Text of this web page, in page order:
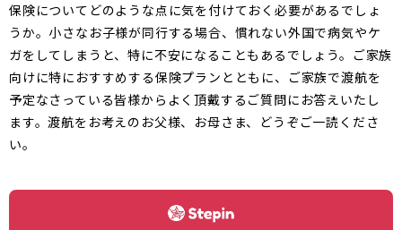
保険についてどのような点に気を付けておく必要があるでしょ
うか。小さなお子様が同行する場合、慣れない外国で病気やケ
ガをしてしまうと、特に不安になることもあるでしょう。ご家族
向けに特におすすめする保険プランとともに、ご家族で渡航を
予定なさっている皆様からよく頂戴するご質問にお答えいたし
ます。渡航をお考えのお父様、お母さま、どうぞご一読くださ
い。